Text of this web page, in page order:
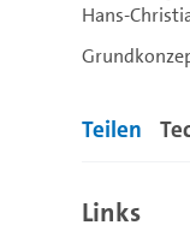
Hans-
Teilen
Links